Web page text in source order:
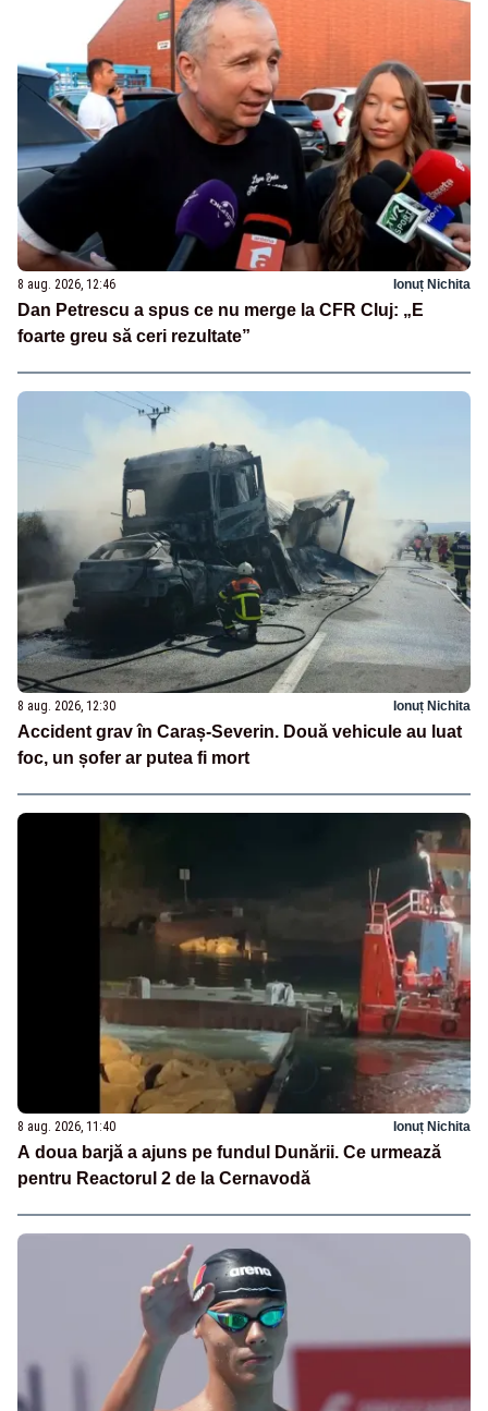
8 aug. 2026, 12:46 Ionuț Nichita
Dan Petrescu a spus ce nu merge la CFR Cluj: „E
foarte greu să ceri rezultate”
8 aug. 2026, 12:30 Ionuț Nichita
Accident grav în Caraș-Severin. Două vehicule au luat
foc, un șofer ar putea fi mort
8 aug. 2026, 11:40 Ionuț Nichita
A doua barjă a ajuns pe fundul Dunării. Ce urmează
pentru Reactorul 2 de la Cernavodă